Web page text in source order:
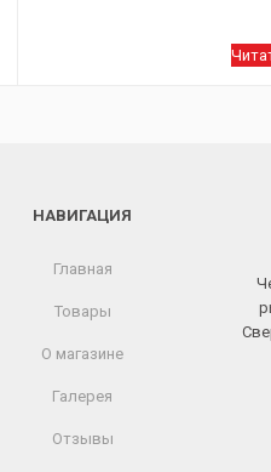
НАВИГАЦИЯ
Главная
Товары
О магазине
Галерея
Отзывы